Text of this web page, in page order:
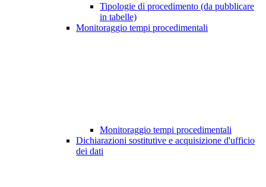
Tipologie di procedimento (da pubblicare
in tabelle)
Monitoraggio tempi procedimentali
Monitoraggio tempi procedimentali
Dichiarazioni sostitutive e acquisizione d'ufficio
dei dati